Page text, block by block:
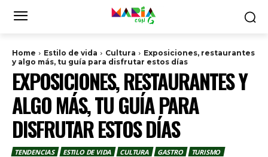
Home Estilo de vida Cultura
Exposiciones, restaurantes
y algo más, tu guía para disfrutar estos días
EXPOSICIONES, RESTAURANTES Y
ALGO MÁS, TU GUÍA PARA
DISFRUTAR ESTOS DÍAS
TENDENCIAS ESTILO DE VIDA CULTURA GASTRO TURISMO